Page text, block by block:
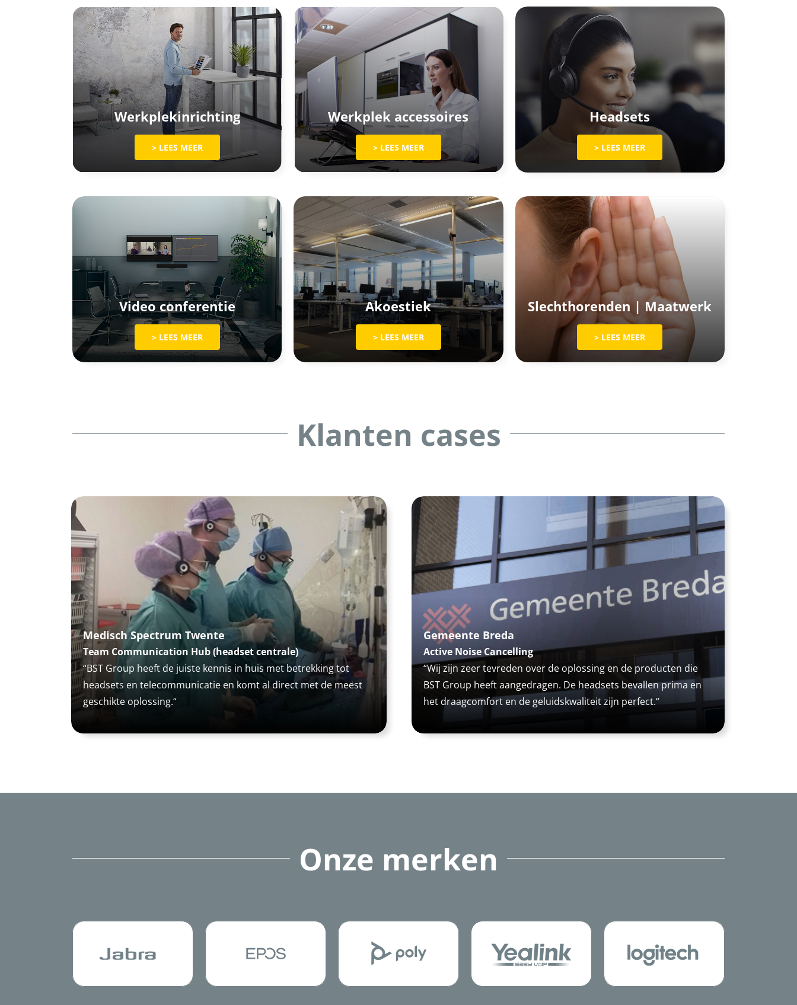
Werkplekinrichting
> LEES MEER
Werkplek accessoires
> LEES MEER
Headsets
> LEES MEER
Video conferentie
> LEES MEER
Akoestiek
> LEES MEER
Slechthorenden | Maatwerk
> LEES MEER
Klanten cases
Medisch Spectrum Twente
Team Communication Hub (headset centrale)
“BST Group heeft de juiste kennis in huis met betrekking tot
headsets en telecommunicatie en komt al direct met de meest
geschikte oplossing.“
Gemeente Breda
Active Noise Cancelling
“Wij zijn zeer tevreden over de oplossing en de producten die
BST Group heeft aangedragen. De headsets bevallen prima en
het draagcomfort en de geluidskwaliteit zijn perfect.“
Onze merken